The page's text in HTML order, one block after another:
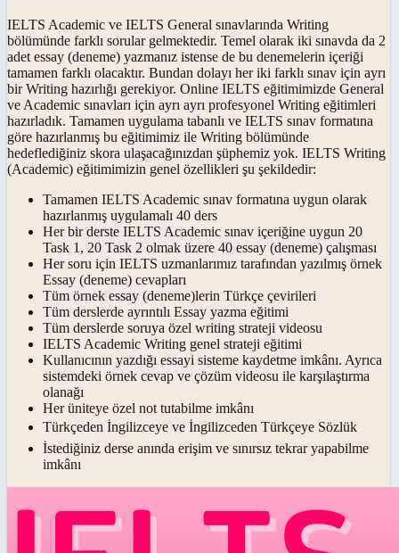
IELTS Academic ve IELTS General sınavlarında Writing
bölümünde farklı sorular gelmektedir. Temel olarak iki sınavda da 2
adet essay (deneme) yazmanız istense de bu denemelerin içeriği
tamamen farklı olacaktır. Bundan dolayı her iki farklı sınav için ayrı
bir Writing hazırlığı gerekiyor. Online IELTS eğitimimizde General
ve Academic sınavları için ayrı ayrı profesyonel Writing eğitimleri
hazırladık. Tamamen uygulama tabanlı ve IELTS sınav formatına
göre hazırlanmış bu eğitimimiz ile Writing bölümünde
hedeflediğiniz skora ulaşacağınızdan şüphemiz yok. IELTS Writing
(Academic) eğitimimizin genel özellikleri şu şekildedir:
Tamamen IELTS Academic sınav formatına uygun olarak
hazırlanmış uygulamalı 40 ders
Her bir derste IELTS Academic sınav içeriğine uygun 20
Task 1, 20 Task 2 olmak üzere 40 essay (deneme) çalışması
Her soru için IELTS uzmanlarımız tarafından yazılmış örnek
Essay (deneme) cevapları
Tüm örnek essay (deneme)lerin Türkçe çevirileri
Tüm derslerde ayrıntılı Essay yazma eğitimi
Tüm derslerde soruya özel writing strateji videosu
IELTS Academic Writing genel strateji eğitimi
Kullanıcının yazdığı essayi sisteme kaydetme imkânı. Ayrıca
sistemdeki örnek cevap ve çözüm videosu ile karşılaştırma
olanağı
Her üniteye özel not tutabilme imkânı
Türkçeden İngilizceye ve İngilizceden Türkçeye Sözlük
İstediğiniz derse anında erişim ve sınırsız tekrar yapabilme
imkânı